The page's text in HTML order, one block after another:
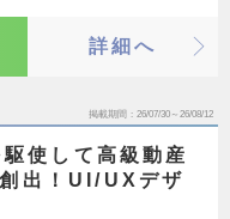
詳細へ
掲載期間 26/07/30～26/08/12
使して高級動産
出！UI/UXデザ